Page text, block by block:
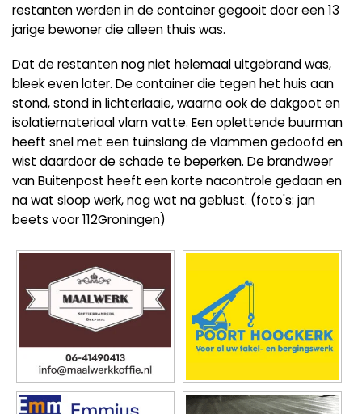
restanten werden in de container gegooit door een 13
jarige bewoner die alleen thuis was.
Dat de restanten nog niet helemaal uitgebrand was,
bleek even later. De container die tegen het huis aan
stond, stond in lichterlaaie, waarna ook de dakgoot en
isolatiemateriaal vlam vatte. Een oplettende buurman
heeft snel met een tuinslang de vlammen gedoofd en
wist daardoor de schade te beperken. De brandweer
van Buitenpost heeft een korte nacontrole gedaan en
na wat sloop werk, nog wat na geblust. (foto's: jan
beets voor 112Groningen)